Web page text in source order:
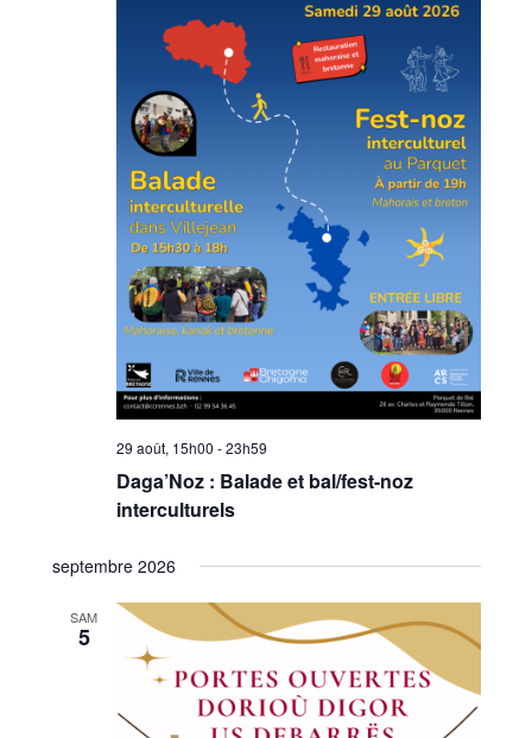
29 août, 15h00 -23h59
Daga’Noz : Balade et bal/fest-noz
interculturels
septembre 2026
SAM
5